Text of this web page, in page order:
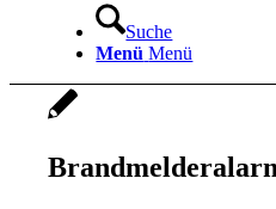
Suche
Menü Menü